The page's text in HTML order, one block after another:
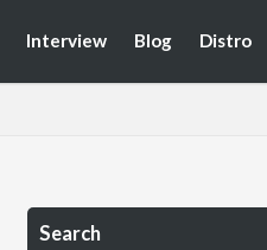
Interview Blog Distro
Search